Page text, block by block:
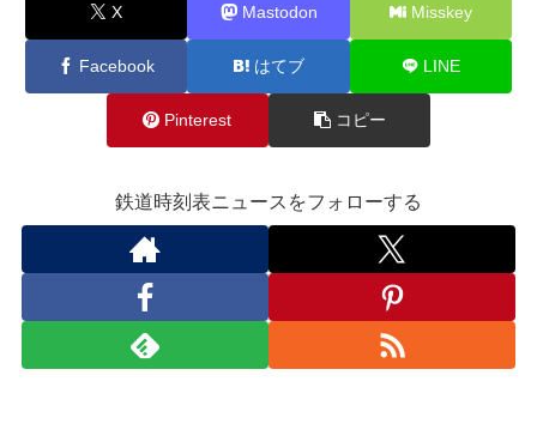
X Mastodon Misskey
Facebook はてブ LINE
Pinterest コピー
鉄道時刻表ニュースをフォローする